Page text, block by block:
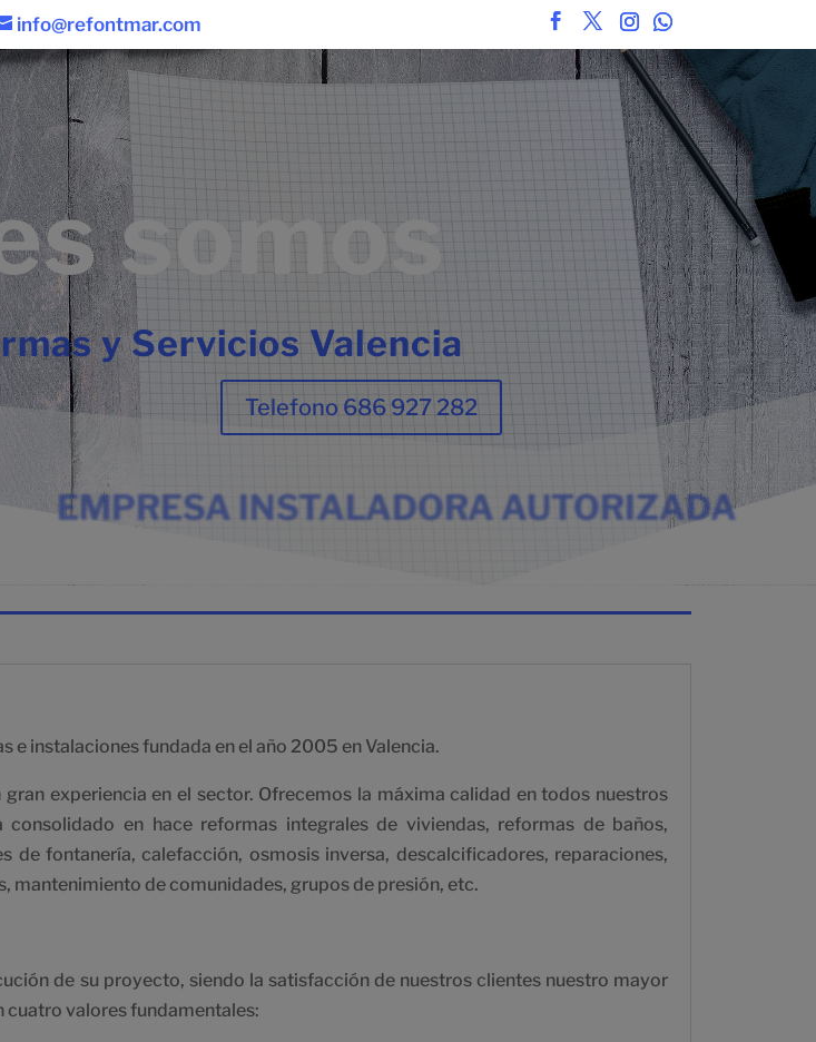
info@refontmar.com
somos
y Servicios Valencia
Telefono 686 927 282
EMPRESA INSTALADORA AUTORIZADA
e instalaciones fundada en el año 2005 en Valencia.
experiencia en el sector. Ofrecemos la máxima calidad en todos nuestros
consolidado en hace reformas integrales de viviendas, reformas de baños,
de fontanería, calefacción, osmosis inversa, descalcificadores, reparaciones,
mantenimiento de comunidades, grupos de presión, etc.
de su proyecto, siendo la satisfacción de nuestros clientes nuestro mayor
cuatro valores fundamentales: